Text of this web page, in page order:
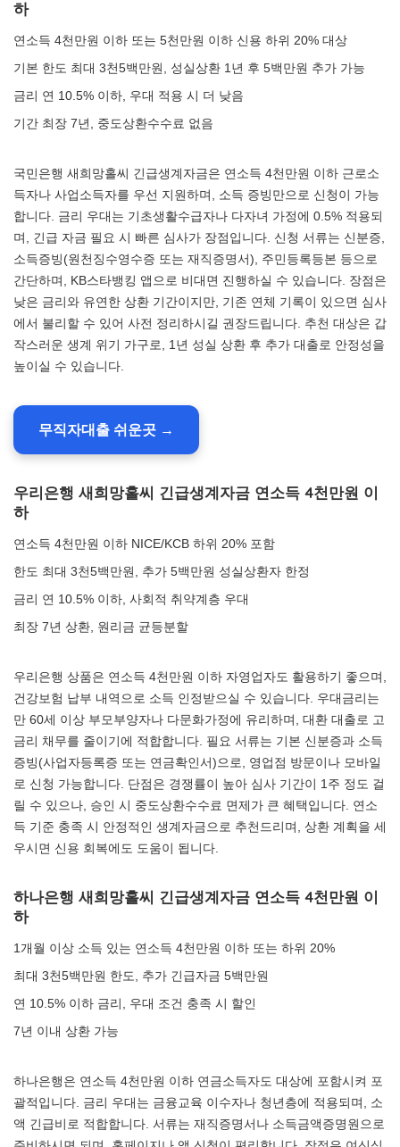
하
연소득 4천만원 이하 또는 5천만원 이하 신용 하위 20% 대상
기본 한도 최대 3천5백만원, 성실상환 1년 후 5백만원 추가 가능
금리 연 10.5% 이하, 우대 적용 시 더 낮음
기간 최장 7년, 중도상환수수료 없음
국민은행 새희망홀씨 긴급생계자금은 연소득 4천만원 이하 근로소
득자나 사업소득자를 우선 지원하며, 소득 증빙만으로 신청이 가능
합니다. 금리 우대는 기초생활수급자나 다자녀 가정에 0.5% 적용되
며, 긴급 자금 필요 시 빠른 심사가 장점입니다. 신청 서류는 신분증,
소득증빙(원천징수영수증 또는 재직증명서), 주민등록등본 등으로
간단하며, KB스타뱅킹 앱으로 비대면 진행하실 수 있습니다. 장점은
낮은 금리와 유연한 상환 기간이지만, 기존 연체 기록이 있으면 심사
에서 불리할 수 있어 사전 정리하시길 권장드립니다. 추천 대상은 갑
작스러운 생계 위기 가구로, 1년 성실 상환 후 추가 대출로 안정성을
높이실 수 있습니다.
무직자대출 쉬운곳 →
우리은행 새희망홀씨 긴급생계자금 연소득 4천만원 이
하
연소득 4천만원 이하 NICE/KCB 하위 20% 포함
한도 최대 3천5백만원, 추가 5백만원 성실상환자 한정
금리 연 10.5% 이하, 사회적 취약계층 우대
최장 7년 상환, 원리금 균등분할
우리은행 상품은 연소득 4천만원 이하 자영업자도 활용하기 좋으며,
건강보험 납부 내역으로 소득 인정받으실 수 있습니다. 우대금리는
만 60세 이상 부모부양자나 다문화가정에 유리하며, 대환 대출로 고
금리 채무를 줄이기에 적합합니다. 필요 서류는 기본 신분증과 소득
증빙(사업자등록증 또는 연금확인서)으로, 영업점 방문이나 모바일
로 신청 가능합니다. 단점은 경쟁률이 높아 심사 기간이 1주 정도 걸
릴 수 있으나, 승인 시 중도상환수수료 면제가 큰 혜택입니다. 연소
득 기준 충족 시 안정적인 생계자금으로 추천드리며, 상환 계획을 세
우시면 신용 회복에도 도움이 됩니다.
하나은행 새희망홀씨 긴급생계자금 연소득 4천만원 이
하
1개월 이상 소득 있는 연소득 4천만원 이하 또는 하위 20%
최대 3천5백만원 한도, 추가 긴급자금 5백만원
연 10.5% 이하 금리, 우대 조건 충족 시 할인
7년 이내 상환 가능
하나은행은 연소득 4천만원 이하 연금소득자도 대상에 포함시켜 포
괄적입니다. 금리 우대는 금융교육 이수자나 청년층에 적용되며, 소
액 긴급비로 적합합니다. 서류는 재직증명서나 소득금액증명원으로